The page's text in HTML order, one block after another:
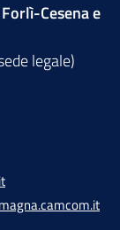
Cesena e
legale)